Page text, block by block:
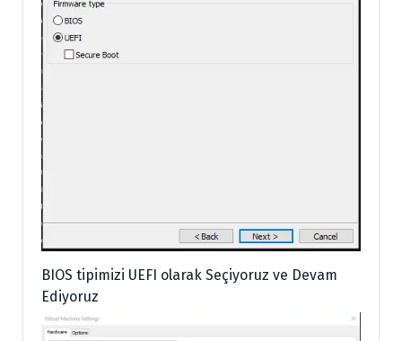
BIOS tipimizi UEFI olarak Seçiyoruz ve Devam
Ediyoruz